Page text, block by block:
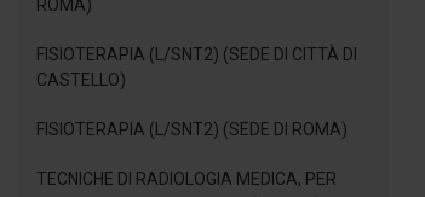
ROMA)
FISIOTERAPIA (L/SNT2) (SEDE DI CITTÀ DI
CASTELLO)
FISIOTERAPIA (L/SNT2) (SEDE DI ROMA)
TECNICHE DI RADIOLOGIA MEDICA, PER